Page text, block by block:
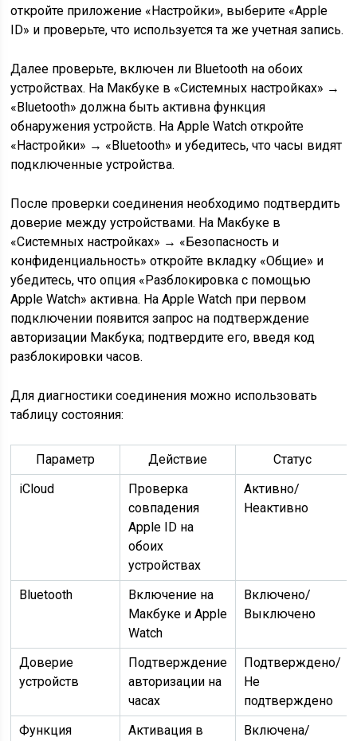
откройте приложение «Настройки», выберите «Apple
ID» и проверьте, что используется та же учетная запись.
Далее проверьте, включен ли Bluetooth на обоих
устройствах. На Макбуке в «Системных настройках» →
«Bluetooth» должна быть активна функция
обнаружения устройств. На Apple Watch откройте
«Настройки» → «Bluetooth» и убедитесь, что часы видят
подключенные устройства.
После проверки соединения необходимо подтвердить
доверие между устройствами. На Макбуке в
«Системных настройках» → «Безопасность и
конфиденциальность» откройте вкладку «Общие» и
убедитесь, что опция «Разблокировка с помощью
Apple Watch» активна. На Apple Watch при первом
подключении появится запрос на подтверждение
авторизации Макбука; подтвердите его, введя код
разблокировки часов.
Для диагностики соединения можно использовать
таблицу состояния:
Параметр Действие
Статус
iCloud
Проверка
совпадения
Apple ID на
обоих
устройствах
Активно/
Неактивно
Bluetooth
Включение на
Макбуке и Apple
Watch
Включено/
Выключено
Доверие
устройств
Подтверждение
авторизации на
часах
Подтверждено/
Не
подтверждено
Функция
Активация в
Включена/